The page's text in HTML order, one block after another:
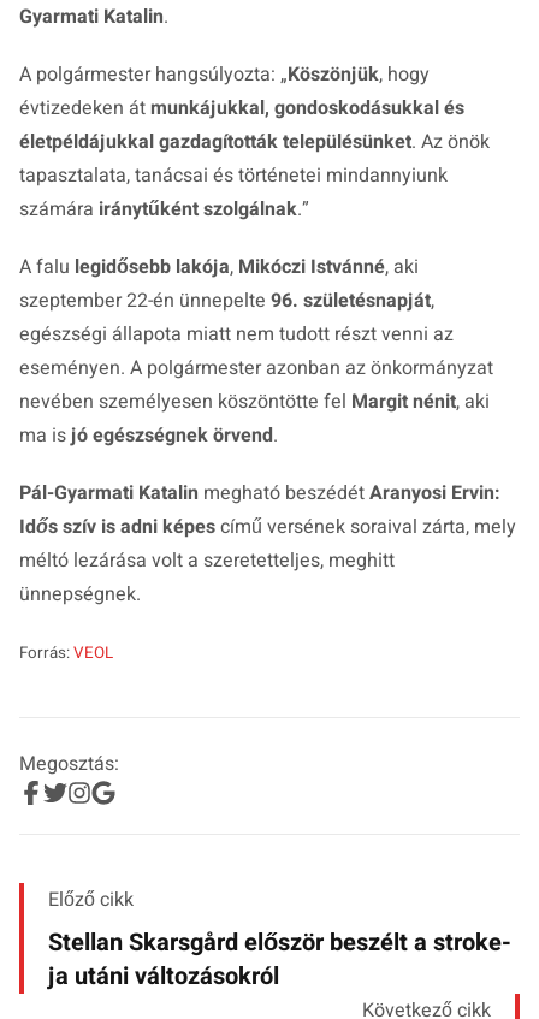
Gyarmati Katalin.
A polgármester hangsúlyozta: „Köszönjük, hogy
évtizedeken átmunkájukkal, gondoskodásukkal és
életpéldájukkal gazdagították településünket. Az önök
tapasztalata, tanácsai és történetei mindannyiunk
számára iránytűként szolgálnak.”
A falu legidősebb lakója, Mikóczi Istvánné, aki
szeptember 22-én ünnepelte 96. születésnapját,
egészségi állapota miatt nem tudott részt venni az
eseményen. A polgármester azonban az önkormányzat
nevében személyesen köszöntötte fel Margit nénit, aki
ma is jó egészségnek örvend.
Pál-Gyarmati Katalin megható beszédétAranyosi Ervin:
Idős szív is adni képescímű versének soraival zárta, mely
méltó lezárása volt a szeretetteljes, meghitt
ünnepségnek.
Forrás:VEOL
Megosztás:
Előző cikk
Stellan Skarsgård először beszélt a stroke-
ja utáni változásokról
Következő cikk